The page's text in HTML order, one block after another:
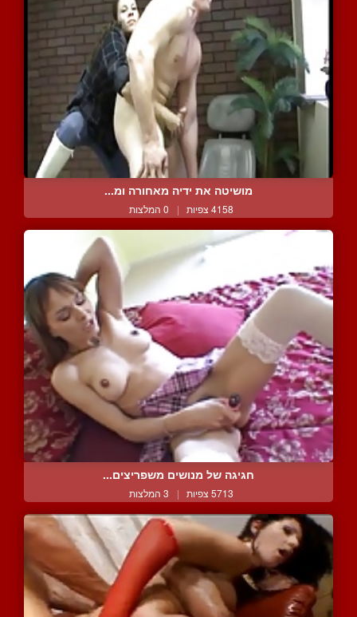
מושיטה את ידיה מאחורה ומ...
4158 צפיות | 0 המלצות
חגיגה של מנושים משפריצים...
5713 צפיות | 3 המלצות